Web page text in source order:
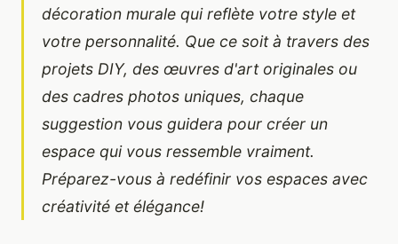
décoration murale qui reflète votre style et
votre personnalité. Que ce soit à travers des
projets DIY, des œuvres d'art originales ou
des cadres photos uniques, chaque
suggestion vous guidera pour créer un
espace qui vous ressemble vraiment.
Préparez-vous à redéfinir vos espaces avec
créativité et élégance!